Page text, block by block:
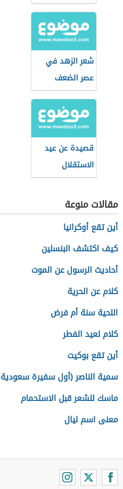
شعر الزهد في
عصر الضعف
قصيدة عن عيد
الاستقلال
المغربي
مقالات منوعة
أين تقع أوكرانيا
كيف اكتشف البنسلين
أحاديث الرسول عن الموت
كلام عن الحرية
اللحية سنة أم فرض
كلام لعيد الفطر
أين تقع بوكيت
سمية الناصر (أول سفیرة
ماسك للشعر قبل الاستحمام
معنى اسم ليال